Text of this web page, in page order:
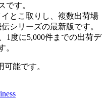
です。
とこ取りし、複数出荷場
シリーズの最新版です。
1度に5,000件までの出荷デ
。
能です。